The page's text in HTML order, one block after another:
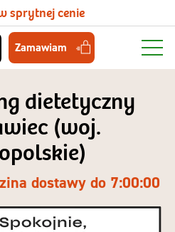
sprytnej cenie
Zamawiam
dietetyczny
(woj.
dostawy do 7:00:00